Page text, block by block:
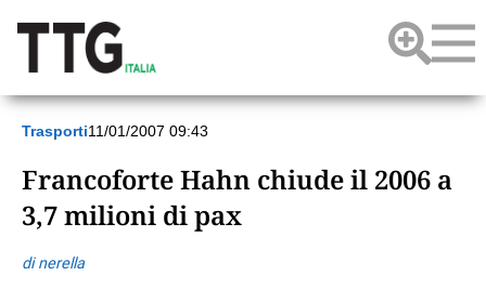
Trasporti11/01/2007 09:43
Francoforte Hahn chiude il 2006 a
3,7 milioni di pax
di nerella